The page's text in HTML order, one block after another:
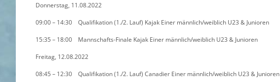
Donnerstag, 11.08.2022
09:00 – 14:30 Qualifikation (1./2. Lauf) Kajak Einer männlich/weiblich U23 & Junioren
15:35 – 18:00 Mannschafts-Finale Kajak Einer männlich/weiblich U23 & Junioren
Freitag, 12.08.2022
08:45 – 12:30 Qualifikation (1./2. Lauf) Canadier Einer männlich/weiblich U23 & Junioren